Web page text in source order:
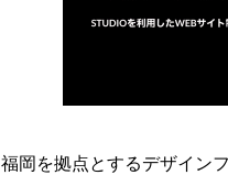
福岡を拠点とするデザイン